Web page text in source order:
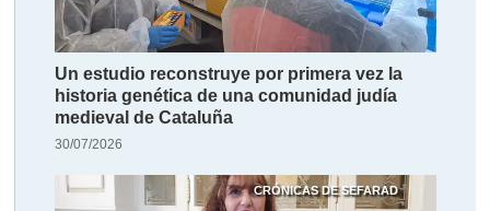
Un estudio reconstruye por primera vez la
historia genética de una comunidad judía
medieval de Cataluña
30/07/2026
CRÓNICAS DE SEFARAD